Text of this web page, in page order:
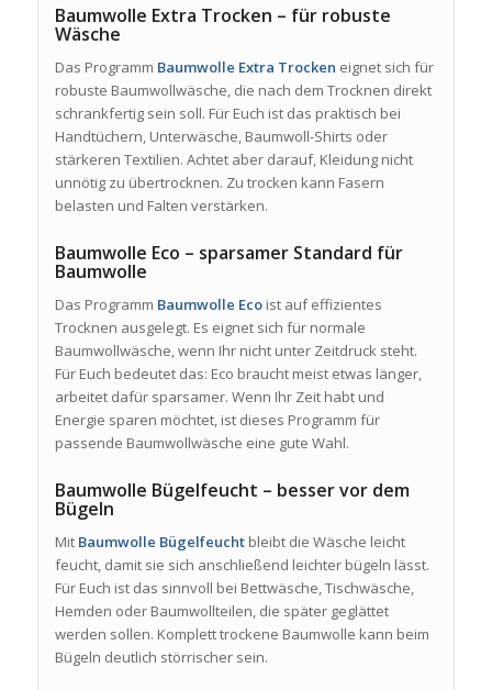
Baumwolle Extra Trocken – für robuste
Wäsche
Das Programm Baumwolle Extra Trocken eignet sich für
robuste Baumwollwäsche, die nach dem Trocknen direkt
schrankfertig sein soll. Für Euch ist das praktisch bei
Handtüchern, Unterwäsche, Baumwoll-Shirts oder
stärkeren Textilien. Achtet aber darauf, Kleidung nicht
unnötig zu übertrocknen. Zu trocken kann Fasern
belasten und Falten verstärken.
Baumwolle Eco – sparsamer Standard für
Baumwolle
Das Programm Baumwolle Ecoist auf effizientes
Trocknen ausgelegt. Es eignet sich für normale
Baumwollwäsche, wenn Ihr nicht unter Zeitdruck steht.
Für Euch bedeutet das: Eco braucht meist etwas länger,
arbeitet dafür sparsamer. Wenn Ihr Zeit habt und
Energie sparen möchtet, ist dieses Programm für
passende Baumwollwäsche eine gute Wahl.
Baumwolle Bügelfeucht – besser vor dem
Bügeln
Mit Baumwolle Bügelfeuchtbleibt die Wäsche leicht
feucht, damit sie sich anschließend leichter bügeln lässt.
Für Euch ist das sinnvoll bei Bettwäsche, Tischwäsche,
Hemden oder Baumwollteilen, die später geglättet
werden sollen. Komplett trockene Baumwolle kann beim
Bügeln deutlich störrischer sein.